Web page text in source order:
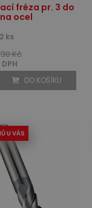
fréza pr. 3 do
ocel
ks
Kč
DO KOŠÍKU
U VÁS